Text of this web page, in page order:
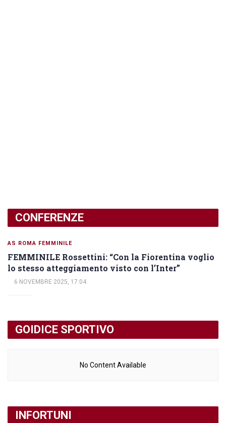
CONFERENZE
AS ROMA FEMMINILE
FEMMINILE Rossettini: “Con la Fiorentina voglio
lo stesso atteggiamento visto con l’Inter”
6 NOVEMBRE 2025, 17:04
GOIDICE SPORTIVO
No Content Available
INFORTUNI